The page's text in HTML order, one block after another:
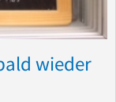
wieder